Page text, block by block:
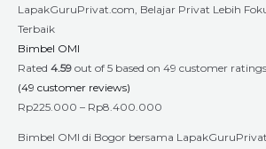
LapakGuruPrivat.com, Belajar Privat Lebih
Terbaik
Bimbel OMI
Rated 4.59 out of 5 based on 49 customer ratings
(49 customer reviews)
Rp225.000 – Rp8.400.000
Bimbel OMI di Bogor bersama